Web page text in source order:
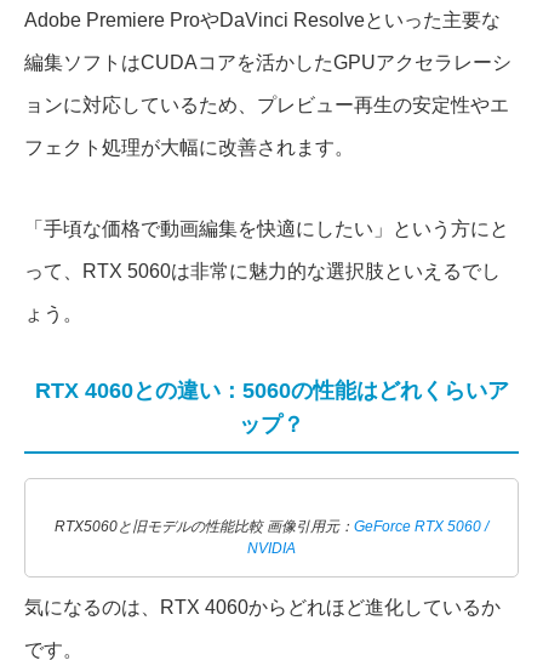
Adobe Premiere ProやDaVinci Resolveといった主要な
編集ソフトはCUDAコアを活かしたGPUアクセラレーシ
ョンに対応しているため、プレビュー再生の安定性やエ
フェクト処理が大幅に改善されます。
「手頃な価格で動画編集を快適にしたい」という方にと
って、RTX 5060は非常に魅力的な選択肢といえるでし
ょう。
RTX 4060との違い：5060の性能はどれくらいア
ップ？
RTX5060と旧モデルの性能比較 画像引用元： GeForce RTX 5060 /
NVIDIA
気になるのは、RTX 4060からどれほど進化しているか
です。